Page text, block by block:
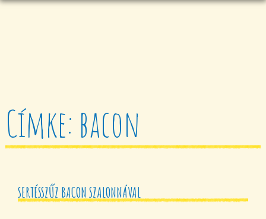
Címke: bacon
SERTÉSSZŰZ BACON SZALONNÁVAL